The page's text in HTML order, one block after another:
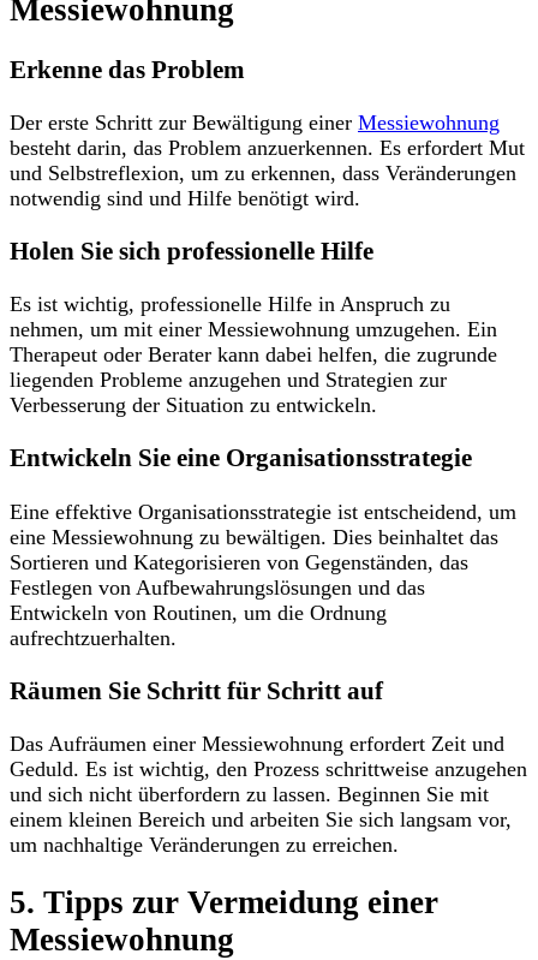
Messiewohnung
Erkenne das Problem
Der erste Schritt zur Bewältigung einer Messiewohnung
besteht darin, das Problem anzuerkennen. Es erfordert Mut
und Selbstreflexion, um zu erkennen, dass Veränderungen
notwendig sind und Hilfe benötigt wird.
Holen Sie sich professionelle Hilfe
Es ist wichtig, professionelle Hilfe in Anspruch zu
nehmen, um mit einer Messiewohnung umzugehen. Ein
Therapeut oder Berater kann dabei helfen, die zugrunde
liegenden Probleme anzugehen und Strategien zur
Verbesserung der Situation zu entwickeln.
Entwickeln Sie eine Organisationsstrategie
Eine effektive Organisationsstrategie ist entscheidend, um
eine Messiewohnung zu bewältigen. Dies beinhaltet das
Sortieren und Kategorisieren von Gegenständen, das
Festlegen von Aufbewahrungslösungen und das
Entwickeln von Routinen, um die Ordnung
aufrechtzuerhalten.
Räumen Sie Schritt für Schritt auf
Das Aufräumen einer Messiewohnung erfordert Zeit und
Geduld. Es ist wichtig, den Prozess schrittweise anzugehen
und sich nicht überfordern zu lassen. Beginnen Sie mit
einem kleinen Bereich und arbeiten Sie sich langsam vor,
um nachhaltige Veränderungen zu erreichen.
5. Tipps zur Vermeidung einer
Messiewohnung